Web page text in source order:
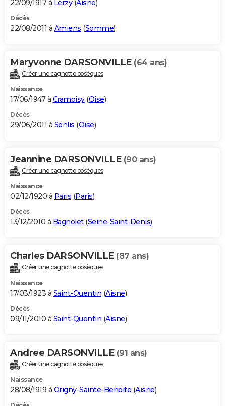
22/09/1917 à Lerzy(Aisne)
Décès
22/08/2011 à Amiens (Somme)
Maryvonne DARSONVILLE (64 ans)
Créer une cagnotte obsèques
Naissance
17/06/1947 à Cramoisy(Oise)
Décès
29/06/2011 à Senlis (Oise)
Jeannine DARSONVILLE (90 ans)
Créer une cagnotte obsèques
Naissance
02/12/1920 à Paris (Paris)
Décès
13/12/2010 à Bagnolet(Seine-Saint-Denis)
Charles DARSONVILLE (87 ans)
Créer une cagnotte obsèques
Naissance
17/03/1923 à Saint-Quentin (Aisne)
Décès
09/11/2010 à Saint-Quentin (Aisne)
Andree DARSONVILLE (91 ans)
Créer une cagnotte obsèques
Naissance
28/08/1919 à Origny-Sainte-Benoite (Aisne)